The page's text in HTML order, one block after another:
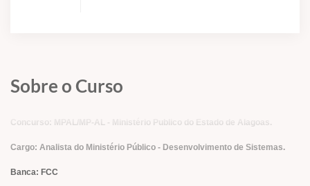
Sobre o Curso
Concurso: MPAL/MP-AL - Ministério Publico do Estado de Alagoas.
Cargo: Analista do Ministério Público - Desenvolvimento de Sistemas.
Banca: FCC